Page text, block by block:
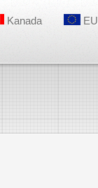
Kanada EU